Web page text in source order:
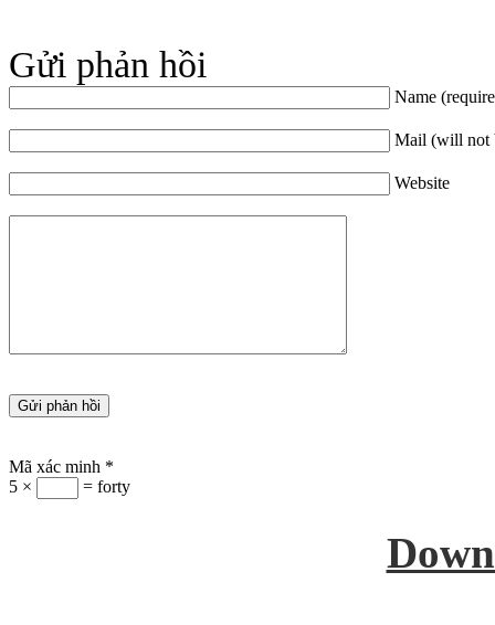
Gửi phản hồi
Name
Mail (will not
Website
Mã xác minh *
5 ×
= forty